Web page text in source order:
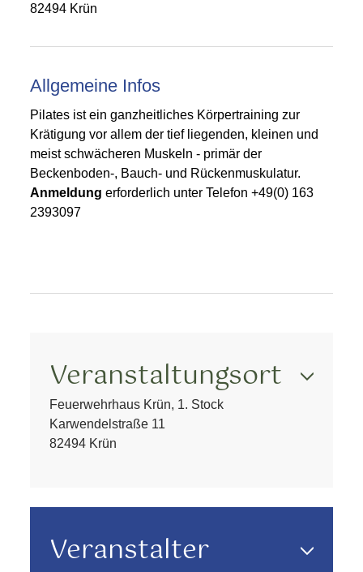
82494 Krün
Allgemeine Infos
Pilates ist ein ganzheitliches Körpertraining zur
Krätigung vor allem der tief liegenden, kleinen und
meist schwächeren Muskeln - primär der
Beckenboden-, Bauch- und Rückenmuskulatur.
Anmeldung erforderlich unter Telefon +49(0) 163
2393097
Veranstaltungsort
Feuerwehrhaus Krün, 1. Stock
Karwendelstraße 11
82494 Krün
Veranstalter